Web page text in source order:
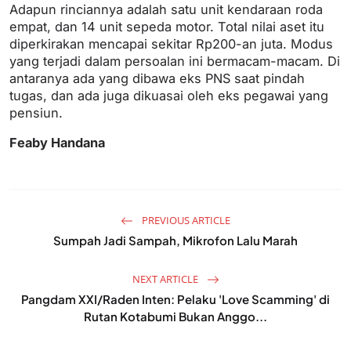
Adapun rinciannya adalah satu unit kendaraan roda
empat, dan 14 unit sepeda motor. Total nilai aset itu
diperkirakan mencapai sekitar Rp200-an juta. Modus
yang terjadi dalam persoalan ini bermacam-macam. Di
antaranya ada yang dibawa eks PNS saat pindah
tugas, dan ada juga dikuasai oleh eks pegawai yang
pensiun.
Feaby Handana
PREVIOUS ARTICLE
Sumpah Jadi Sampah, Mikrofon Lalu Marah
NEXT ARTICLE
Pangdam XXI/Raden Inten: Pelaku 'Love Scamming' di
Rutan Kotabumi Bukan Anggo...